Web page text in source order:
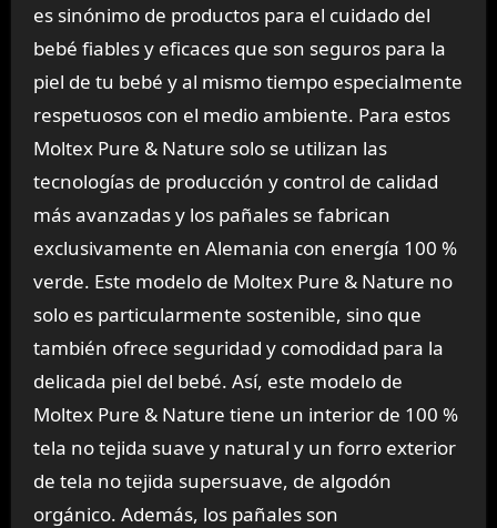
es sinónimo de productos para el cuidado del
bebé fiables y eficaces que son seguros para la
piel de tu bebé y al mismo tiempo especialmente
respetuosos con el medio ambiente. Para estos
Moltex Pure & Nature solo se utilizan las
tecnologías de producción y control de calidad
más avanzadas y los pañales se fabrican
exclusivamente en Alemania con energía 100 %
verde. Este modelo de Moltex Pure & Nature no
solo es particularmente sostenible, sino que
también ofrece seguridad y comodidad para la
delicada piel del bebé. Así, este modelo de
Moltex Pure & Nature tiene un interior de 100 %
tela no tejida suave y natural y un forro exterior
de tela no tejida supersuave, de algodón
orgánico. Además, los pañales son